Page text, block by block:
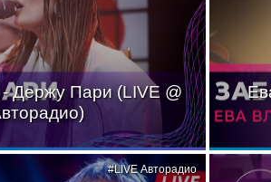
Держу Пари (LIVE @
#LIVE Авторадио